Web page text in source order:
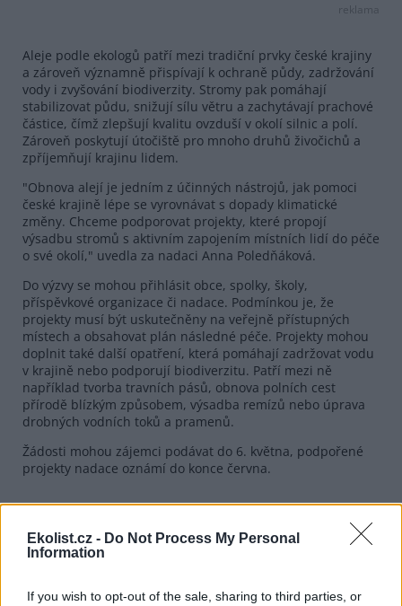
Ekolist.cz - Do Not Process My Personal
Information
If you wish to opt-out of the sale, sharing to third parties, or
reklama
Aleje podle ekologů patří mezi tradiční prvky české krajiny
a zároveň významně přispívají k ochraně půdy, zadržování
vody i zvyšování biodiverzity. Stromy pak pomáhají
stabilizovat půdu, snižují sílu větru a zachytávají prachové
částice, čímž zlepšují kvalitu ovzduší v okolí silnic a polí.
Zároveň poskytují útočiště pro mnoho druhů živočichů a
zpříjemňují krajinu lidem.
"Obnova alejí je jedním z účinných nástrojů, jak pomoci
české krajině lépe se vyrovnávat s dopady klimatické
změny. Chceme podporovat projekty, které propojí
výsadbu stromů s aktivním zapojením místních lidí do péče
o své okolí," uvedla za nadaci Anna Poledňáková.
Do výzvy se mohou přihlásit obce, spolky, školy,
příspěvkové organizace či nadace. Podmínkou je, že
projekty musí být uskutečněny na veřejně přístupných
místech a obsahovat plán následné péče. Projekty mohou
doplnit také další opatření, která pomáhají zadržovat vodu
v krajině nebo podporují biodiverzitu. Patří mezi ně
například tvorba travních pásů, obnova polních cest
přírodě blízkým způsobem, výsadba remízů nebo úprava
drobných vodních toků a pramenů.
Žádosti mohou zájemci podávat do 6. května, podpořené
projekty nadace oznámí do konce června.